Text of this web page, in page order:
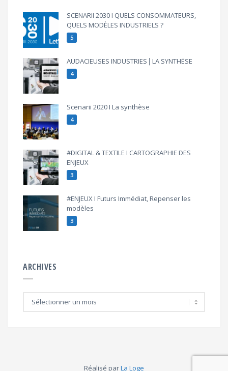
SCENARII 2030 I QUELS CONSOMMATEURS,
QUELS MODÈLES INDUSTRIELS ?
5
AUDACIEUSES INDUSTRIES⎪LA SYNTHÈSE
4
Scenarii 2020 I La synthèse
4
#DIGITAL & TEXTILE I CARTOGRAPHIE DES
ENJEUX
3
#ENJEUX I Futurs Immédiat, Repenser les
modèles
3
ARCHIVES
Réalisé parLa Loge